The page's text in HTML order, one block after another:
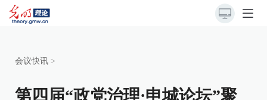
会议快讯 >
第四届“政党治理·申城论坛”聚